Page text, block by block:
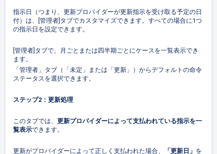
指示日（つまり、更新プロバイダーが更新指示を受け取る予定の日
付）は、[管理者]タブでカスタマイズできます。すべての場合に1つ
の指示日を設定できます。
[管理者]タブで、月ごとまたは四半期ごとにケースを一覧表示でき
ます。
「管理者」タブ（「未定」または「更新」）からデフォルトの命令
ステータスを選択できます。
ステップ2：更新処理
このタブでは、 更新プロバイダーによって支払われている指示を一
覧表示できます。
更新がプロバイダーによって正しく支払われた場合、 「更新日」 を